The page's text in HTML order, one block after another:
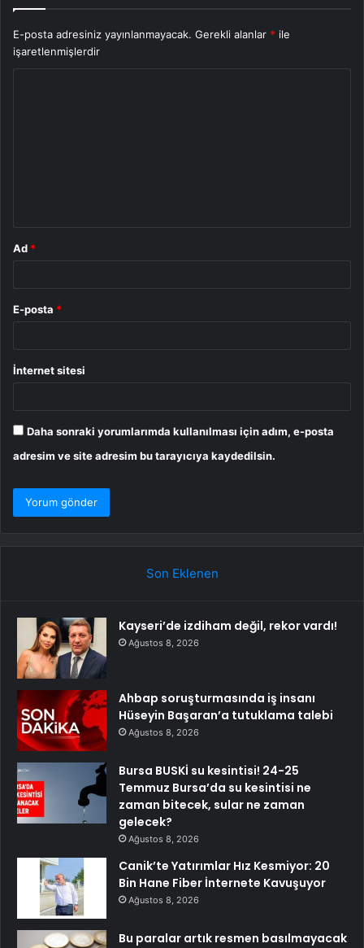
E-posta adresiniz yayınlanmayacak. Gerekli alanlar * ile
işaretlenmişlerdir
Ad *
E-posta *
İnternet sitesi
Daha sonraki yorumlarımda kullanılması için adım, e-posta
adresim ve site adresim bu tarayıcıya kaydedilsin.
Son Eklenen
Kayseri’de izdiham değil, rekor vardı!
Ağustos 8, 2026
Ahbap soruşturmasında iş insanı
Hüseyin Başaran’a tutuklama talebi
Ağustos 8, 2026
Bursa BUSKİ su kesintisi! 24-25
Temmuz Bursa’da su kesintisi ne
zaman bitecek, sular ne zaman
gelecek?
Ağustos 8, 2026
Canik’te Yatırımlar Hız Kesmiyor: 20
Bin Hane Fiber İnternete Kavuşuyor
Ağustos 8, 2026
Bu paralar artık resmen basılmayacak